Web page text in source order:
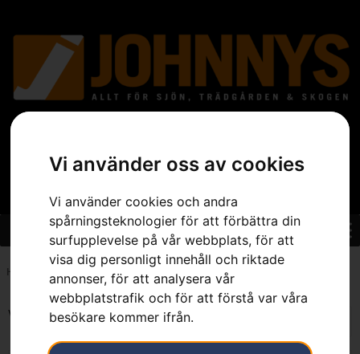
Vi använder oss av cookies
Vi använder cookies och andra
spårningsteknologier för att förbättra din
surfupplevelse på vår webbplats, för att
visa dig personligt innehåll och riktade
annonser, för att analysera vår
webbplatstrafik och för att förstå var våra
besökare kommer ifrån.
Hem
Visar alla 7 resultat